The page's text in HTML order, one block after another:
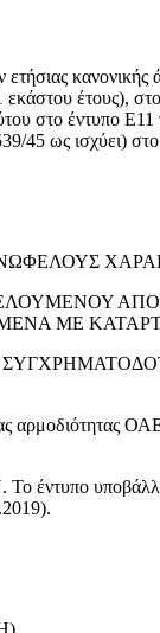
έτους),
στο έντυπο Ε11
45 ως ισχύει)
ΜΕ
ΟΑΕΔ